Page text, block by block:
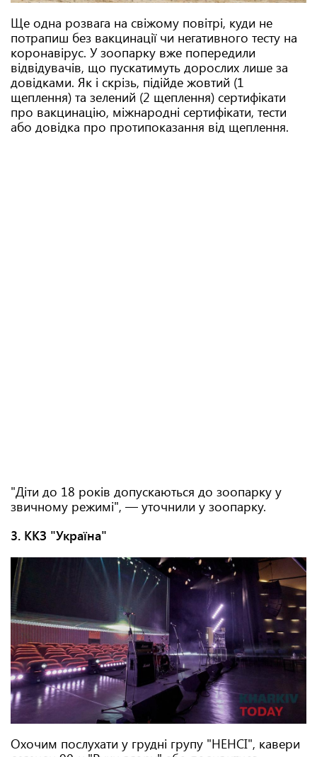
Ще одна розвага на свіжому повітрі, куди не
потрапиш без вакцинації чи негативного тесту на
коронавірус. У зоопарку вже попередили
відвідувачів, що пускатимуть дорослих лише за
довідками. Як і скрізь, підійде жовтий (1
щеплення) та зелений (2 щеплення) сертифікати
про вакцинацію, міжнародні сертифікати, тести
або довідка про протипоказання від щеплення.
"Діти до 18 років допускаються до зоопарку у
звичному режимі", — уточнили у зоопарку.
3. ККЗ "Україна"
Охочим послухати у грудні групу "НЕНСІ", кавери